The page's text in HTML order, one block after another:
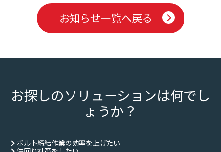
お知らせ一覧へ戻る
お探しのソリューションは何でし
ょうか？
ボルト締結作業の効率を上げたい